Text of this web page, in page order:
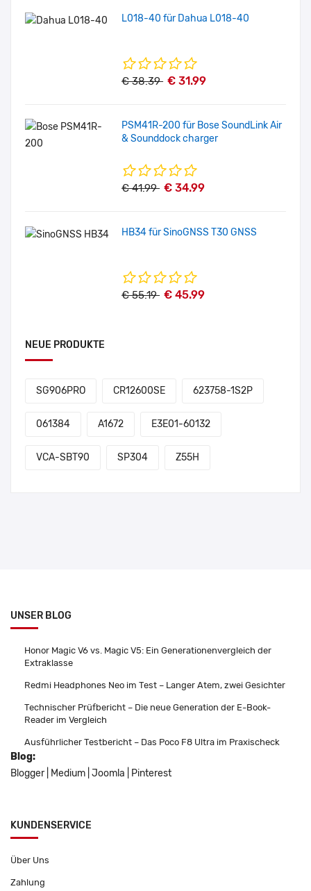
L018-40 für Dahua L018-40
€ 38.39 € 31.99
PSM41R-200 für Bose SoundLink Air
& Sounddock charger
€ 41.99 € 34.99
HB34 für SinoGNSS T30 GNSS
€ 55.19 € 45.99
NEUE PRODUKTE
SG906PRO CR12600SE 623758-1S2P
061384 A1672 E3E01-60132
VCA-SBT90 SP304 Z55H
UNSER BLOG
Honor Magic V6 vs. Magic V5: Ein Generationenvergleich der
Extraklasse
Redmi Headphones Neo im Test – Langer Atem, zwei Gesichter
Technischer Prüfbericht – Die neue Generation der E-Book-
Reader im Vergleich
Ausführlicher Testbericht – Das Poco F8 Ultra im Praxischeck
Blog:
Blogger
Medium Joomla Pinterest
KUNDENSERVICE
Über Uns
Zahlung